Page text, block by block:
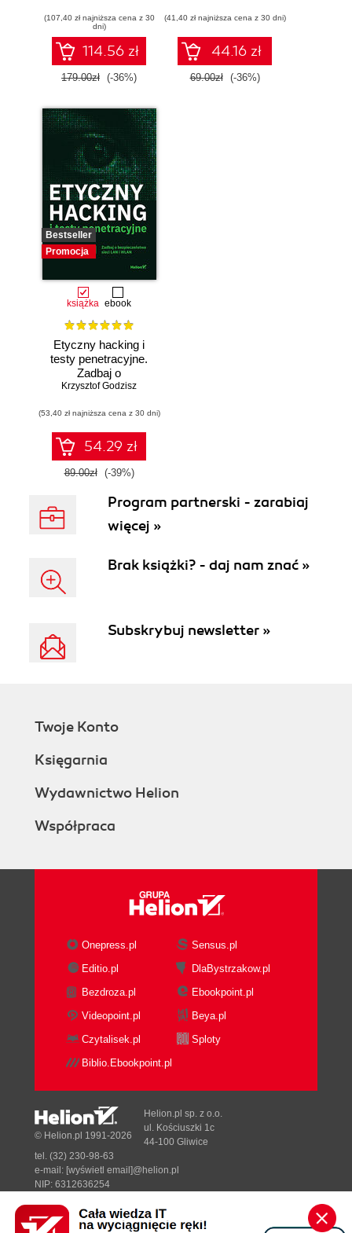
(107,40 zł najniższa cena z 30
dni)
114.56 zł
179.00zł (-36%)
(41,40 zł najniższa cena z 30 dni)
44.16 zł
69.00zł (-36%)
Bestseller
Promocja
książka ebook
Etyczny hacking i
testy penetracyjne.
Zadbaj o
bezpieczeństwo
Krzysztof Godzisz
(53,40 zł najniższa cena z 30 dni)
54.29 zł
89.00zł (-39%)
Program partnerski - zarabiaj
więcej »
Brak książki? - daj nam znać »
Subskrybuj newsletter »
Twoje Konto
Księgarnia
Wydawnictwo Helion
Współpraca
Onepress.pl
Sensus.pl
Editio.pl
DlaBystrzakow.pl
Bezdroza.pl
Ebookpoint.pl
Videopoint.pl
Beya.pl
Czytalisek.pl
Sploty
Biblio.Ebookpoint.pl
Designed with ♥ byTonik.pl
© Helion.pl 1991-2026
Helion.pl sp. z o.o.
ul. Kościuszki 1c
44-100 Gliwice
tel. (32) 230-98-63
e-mail: [wyświetl email]@helion.pl
NIP: 6312636254